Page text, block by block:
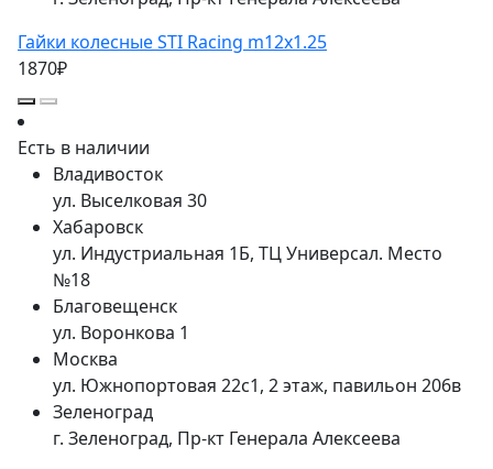
Гайки колесные STI Racing m12x1.25
1870₽
Есть в наличии
Владивосток
ул. Выселковая 30
Хабаровск
ул. Индустриальная 1Б, ТЦ Универсал. Место
№18
Благовещенск
ул. Воронкова 1
Москва
ул. Южнопортовая 22с1, 2 этаж, павильон 206в
Зеленоград
г. Зеленоград, Пр-кт Генерала Алексеева